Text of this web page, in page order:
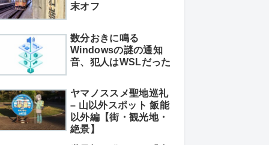
末オフ
数分おきに鳴る
Windowsの謎の通知
音、犯人はWSLだった
ヤマノススメ聖地巡礼
– 山以外スポット 飯能
以外編【街・観光地・
絶景】